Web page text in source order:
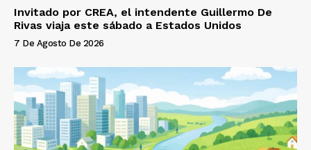
Invitado por CREA, el intendente Guillermo De
Rivas viaja este sábado a Estados Unidos
7 De Agosto De 2026